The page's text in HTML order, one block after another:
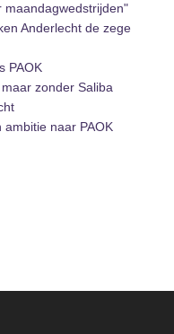
maandagwedstrijden"
Anderlecht de zege
PAOK
zonder Saliba
naar PAOK